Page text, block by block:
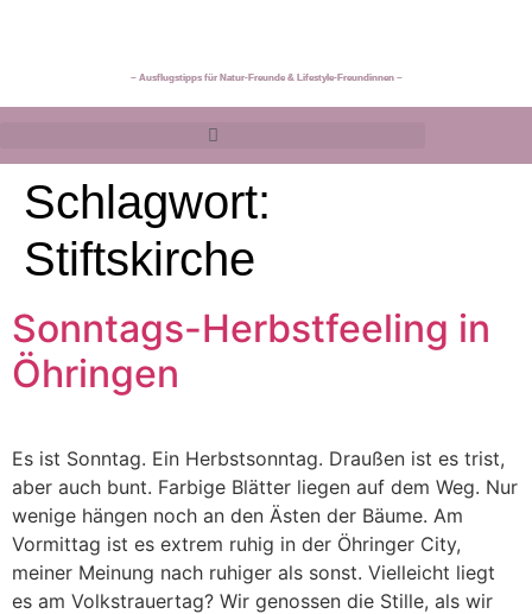
~ Ausflugstipps für Natur-Freunde & Lifestyle-Freundinnen ~
Schlagwort:
Stiftskirche
Sonntags-Herbstfeeling in
Öhringen
Es ist Sonntag. Ein Herbstsonntag. Draußen ist es trist,
aber auch bunt. Farbige Blätter liegen auf dem Weg. Nur
wenige hängen noch an den Ästen der Bäume. Am
Vormittag ist es extrem ruhig in der Öhringer City,
meiner Meinung nach ruhiger als sonst. Vielleicht liegt
es am Volkstrauertag? Wir genossen die Stille, als wir